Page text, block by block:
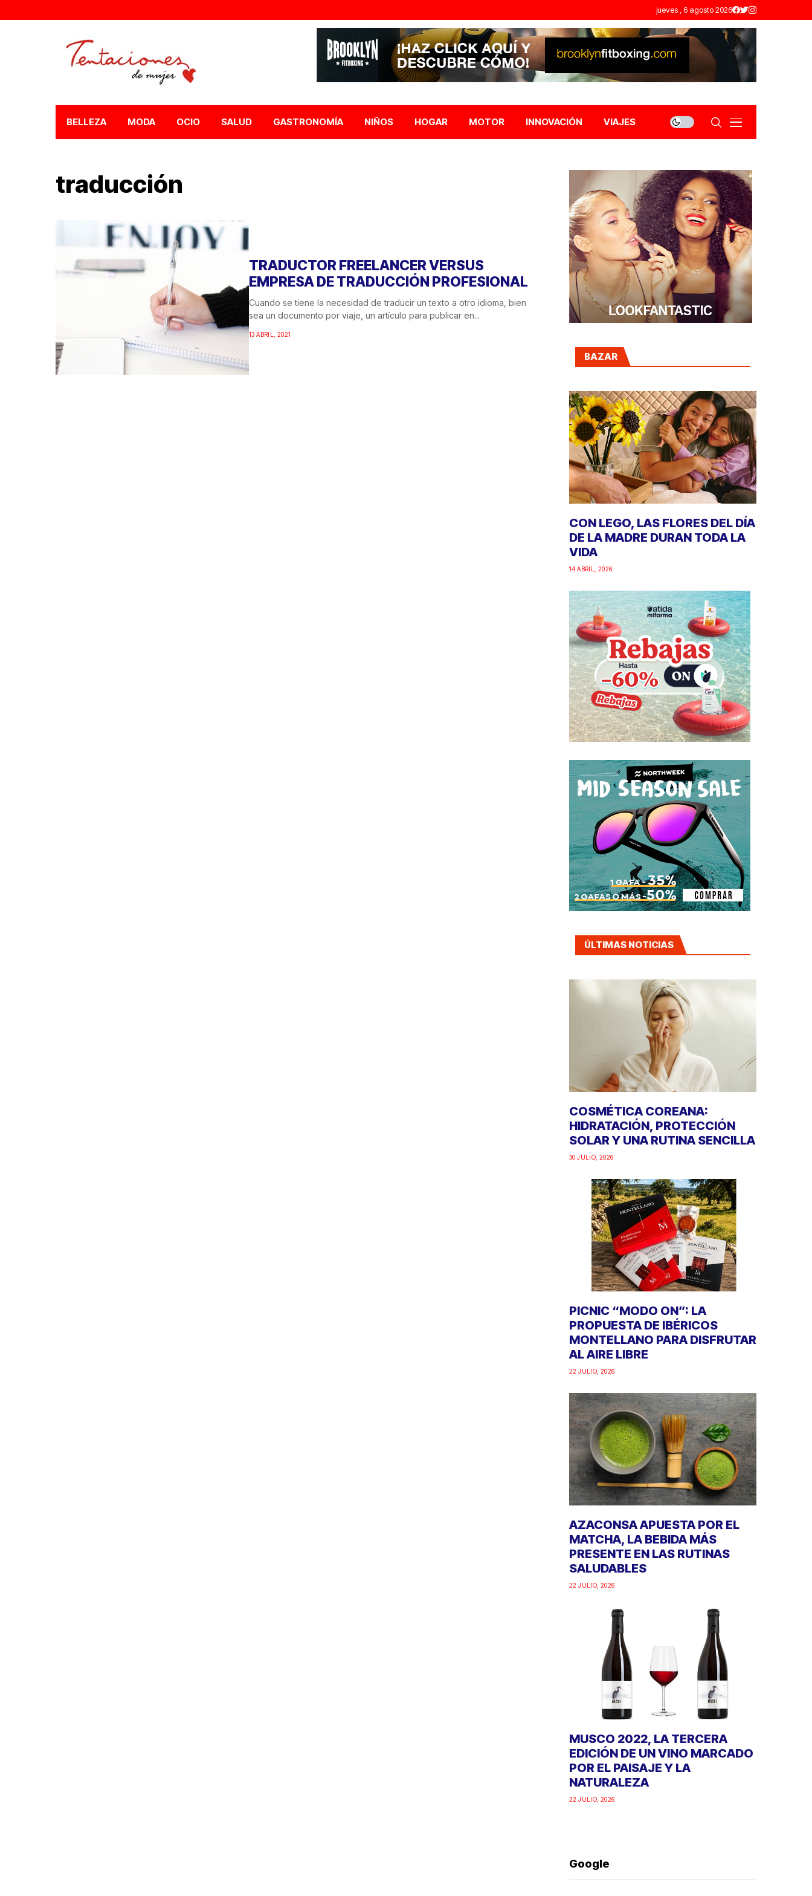
jueves , 6 agosto 2026
BELLEZA MODA OCIO SALUD GASTRONOMÍA NIÑOS HOGAR MOTOR INNOVACIÓN VIAJES
traducción
TRADUCTOR FREELANCER VERSUS
EMPRESA DE TRADUCCIÓN PROFESIONAL
Cuando se tiene la necesidad de traducir un texto a otro idioma, bien
sea un documento por viaje, un artículo para publicar en...
13 ABRIL, 2021
BAZAR
CON LEGO, LAS FLORES DEL DÍA
DE LA MADRE DURAN TODA LA
VIDA
14 ABRIL, 2026
ÚLTIMAS NOTICIAS
COSMÉTICA COREANA:
HIDRATACIÓN, PROTECCIÓN
SOLAR Y UNA RUTINA SENCILLA
30 JULIO, 2026
PICNIC “MODO ON”: LA
PROPUESTA DE IBÉRICOS
MONTELLANO PARA DISFRUTAR
AL AIRE LIBRE
22 JULIO, 2026
AZACONSA APUESTA POR EL
MATCHA, LA BEBIDA MÁS
PRESENTE EN LAS RUTINAS
SALUDABLES
22 JULIO, 2026
MUSCO 2022, LA TERCERA
EDICIÓN DE UN VINO MARCADO
POR EL PAISAJE Y LA
NATURALEZA
22 JULIO, 2026
Google